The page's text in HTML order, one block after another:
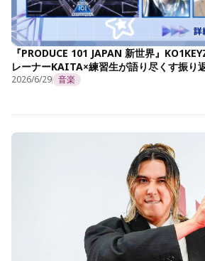
『PRODUCE 101 JAPAN 新世界』
レーナーKAITA×練習生が語り尽くす振り
2026/6/29 音楽